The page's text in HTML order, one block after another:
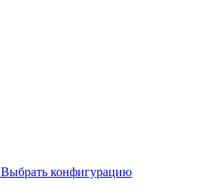
Выбрать конфигурацию